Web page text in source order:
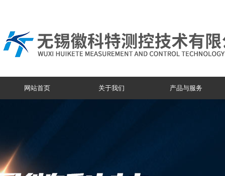
网站首页 关于我们 产品与服务